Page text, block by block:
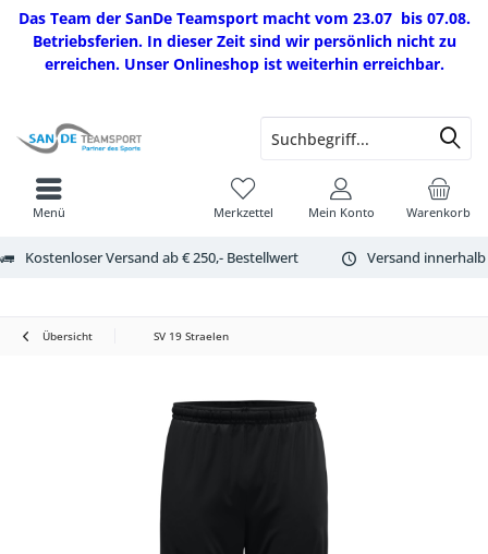
Das Team der SanDe Teamsport macht vom 23.07 bis 07.08.
Betriebsferien. In dieser Zeit sind wir persönlich nicht zu
erreichen. Unser Onlineshop ist weiterhin erreichbar.
Kostenloser Versand ab € 250,- Bestellwert Versand
Warenkorb
Merkzettel Mein Konto
Menü
Übersicht SV 19 Straelen